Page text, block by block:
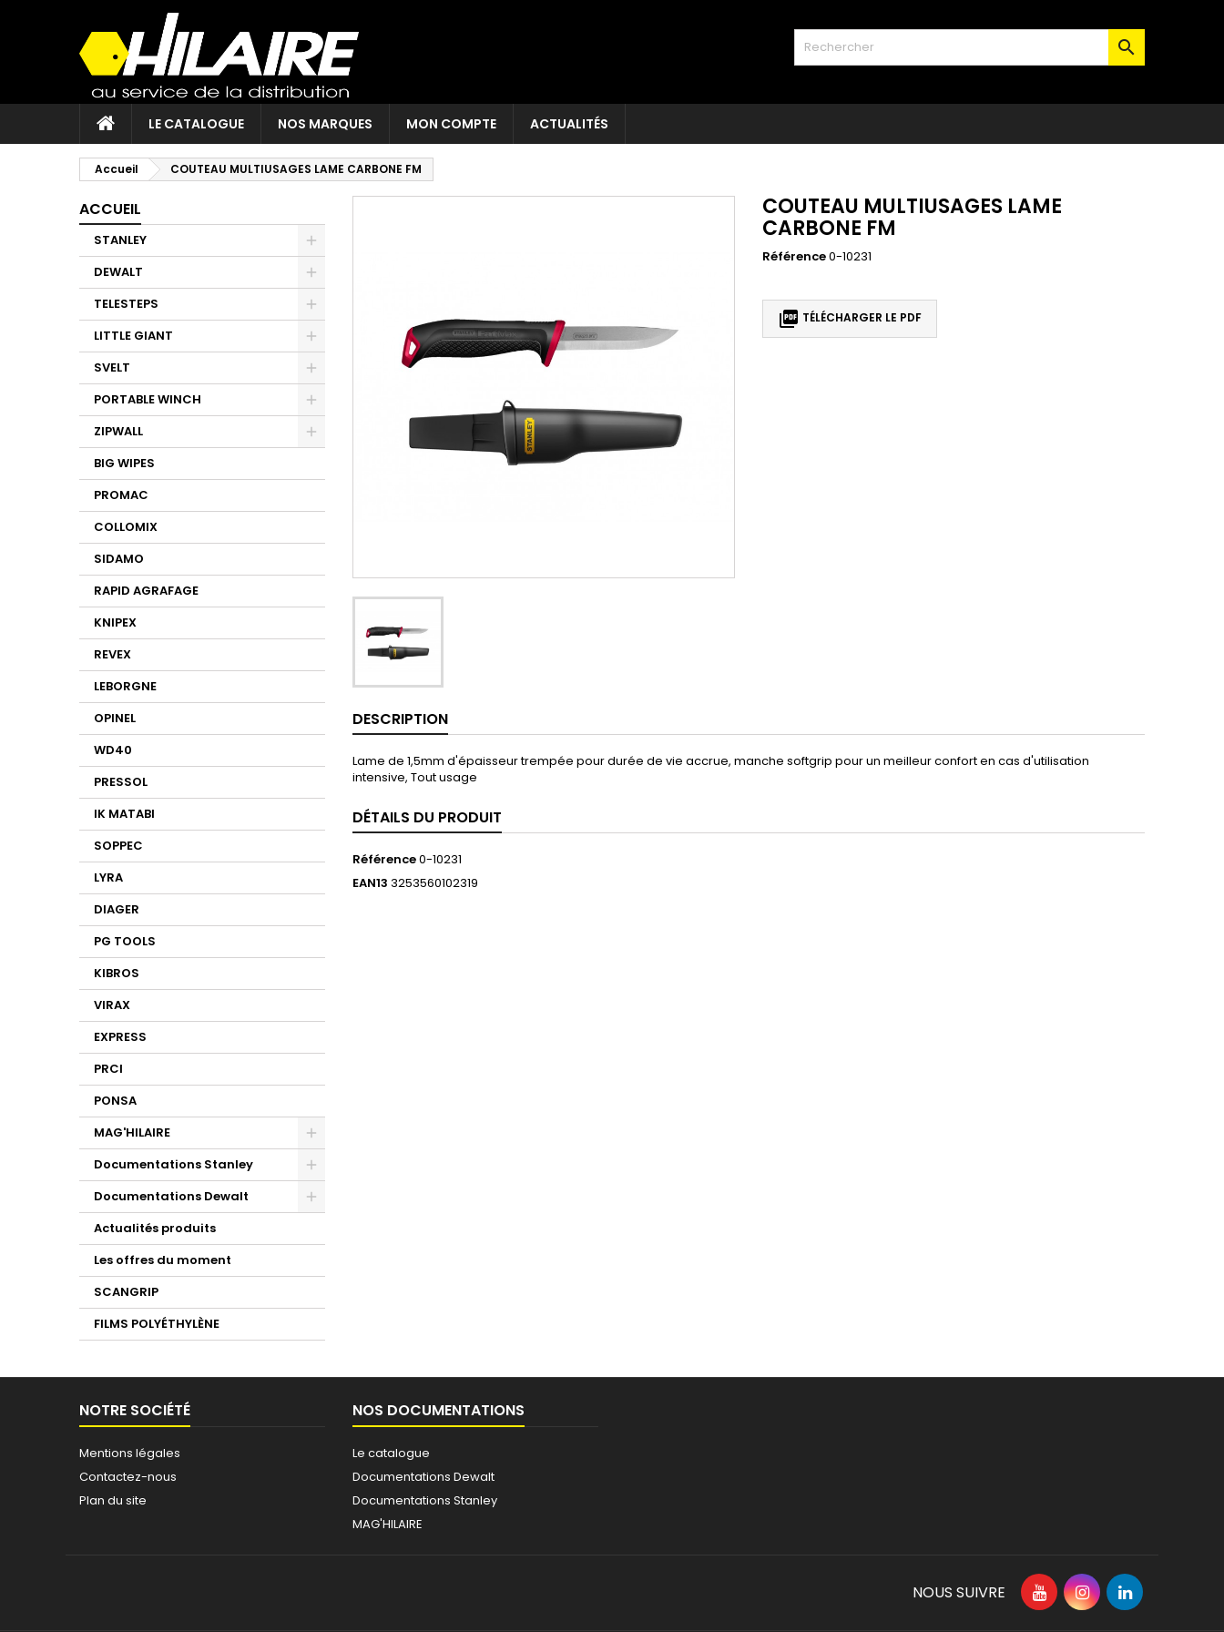

LE CATALOGUE NOS MARQUES MON COMPTE ACTUALITÉS
Accueil COUTEAU MULTIUSAGES LAME CARBONE FM
ACCUEIL
STANLEY
DEWALT
TELESTEPS
LITTLE GIANT
SVELT
PORTABLE WINCH
ZIPWALL
BIG WIPES
PROMAC
COLLOMIX
SIDAMO
RAPID AGRAFAGE
KNIPEX
REVEX
LEBORGNE
OPINEL
WD40
PRESSOL
IK MATABI
SOPPEC
LYRA
DIAGER
PG TOOLS
KIBROS
VIRAX
EXPRESS
PRCI
PONSA
MAG'HILAIRE
Documentations Stanley
Documentations Dewalt
Actualités produits
Les offres du moment
SCANGRIP
FILMS POLYÉTHYLÈNE
COUTEAU MULTIUSAGES LAME
CARBONE FM
Référence0-10231
 TÉLÉCHARGER LE PDF
DESCRIPTION
Lame de 1,5mm d'épaisseur trempée pour durée de vie accrue, manche softgrip pour un meilleur confort en cas d'utilisation
intensive, Tout usage
DÉTAILS DU PRODUIT
Référence0-10231
EAN13 3253560102319
NOTRE SOCIÉTÉ
Mentions légales
Contactez-nous
Plan du site
NOS DOCUMENTATIONS
Le catalogue
Documentations Dewalt
Documentations Stanley
MAG'HILAIRE
NOUS SUIVRE